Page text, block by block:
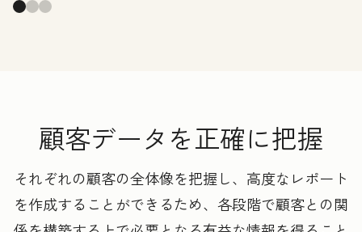
顧客データを正確に把握
それぞれの顧客の全体像を把握し、高度なレポート
を作成することができるため、各段階で顧客との関